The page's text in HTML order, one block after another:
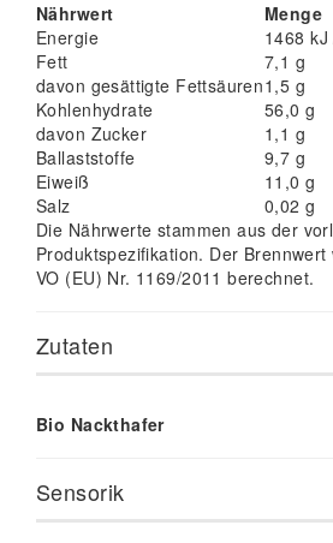
Nährwert
Menge
Energie
1468
Fett
7,1 g
davon gesättigte Fettsäuren1,5 g
Kohlenhydrate
56,0 g
davon Zucker
1,1 g
Ballaststoffe
9,7 g
Eiweiß
11,0 g
Salz
0,02 g
Die Nährwerte stammen aus der
Produktspezifikation. Der
VO (EU) Nr. 1169/2011 berechnet.
Zutaten
Bio Nackthafer
Sensorik